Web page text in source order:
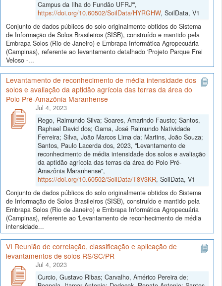
Campus da Ilha do Fundão UFRJ'",
https://doi.org/10.60502/SoilData/HYRGHW, SoilData, V1
Conjunto de dados públicos do solo originalmente obtidos do Sistema
de Informação de Solos Brasileiros (SISB), construído e mantido pela
Embrapa Solos (Rio de Janeiro) e Embrapa Informática Agropecuária
(Campinas), referente ao levantamento detalhado 'Projeto Parque Frei
Veloso -...
Levantamento de reconhecimento de média intensidade dos
solos e avaliação da aptidão agrícola das terras da área do
Polo Pré-Amazônia Maranhense
Jul 4, 2023
Rego, Raimundo Silva; Soares, Amarindo Fausto; Santos,
Raphael David dos; Gama, José Raimundo Natividade
Ferreira; Silva, João Marcos Lima da; Martins, João Souza;
Santos, Paulo Lacerda dos, 2023, "Levantamento de
reconhecimento de média intensidade dos solos e avaliação
da aptidão agrícola das terras da área do Polo Pré-
Amazônia Maranhense",
https://doi.org/10.60502/SoilData/T8V3KR, SoilData, V1
Conjunto de dados públicos do solo originalmente obtidos do Sistema
de Informação de Solos Brasileiros (SISB), construído e mantido pela
Embrapa Solos (Rio de Janeiro) e Embrapa Informática Agropecuária
(Campinas), referente ao 'Levantamento de reconhecimento de média
intensidade...
VI Reunião de correlação, classificação e aplicação de
levantamentos de solos RS/SC/PR
Jul 4, 2023
Curcio, Gustavo Ribas; Carvalho, Américo Pereira de;